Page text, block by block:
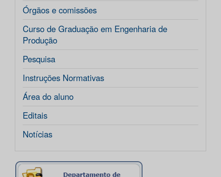
Órgãos e comissões
Curso de Graduação em Engenharia de
Produção
Pesquisa
Instruções Normativas
Área do aluno
Editais
Notícias